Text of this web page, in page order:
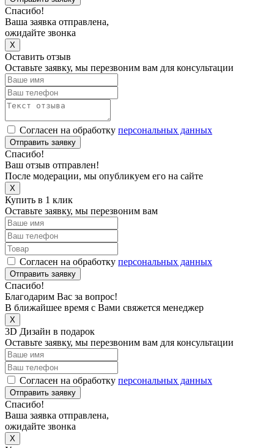
Спасибо!
Ваша заявка отправлена,
ожидайте звонка
X
Оставить отзыв
Оставьте заявку, мы перезвоним вам для консультации
Согласен на обработку персональных данных
Отправить заявку
Спасибо!
Ваш отзыв отправлен!
После модерации, мы опубликуем его на сайте
X
Купить в 1 клик
Оставьте заявку, мы перезвоним вам
Согласен на обработку персональных данных
Отправить заявку
Спасибо!
Благодарим Вас за вопрос!
В ближайшее время с Вами свяжется менеджер
X
3D Дизайн в подарок
Оставьте заявку, мы перезвоним вам для консультации
Согласен на обработку персональных данных
Отправить заявку
Спасибо!
Ваша заявка отправлена,
ожидайте звонка
X